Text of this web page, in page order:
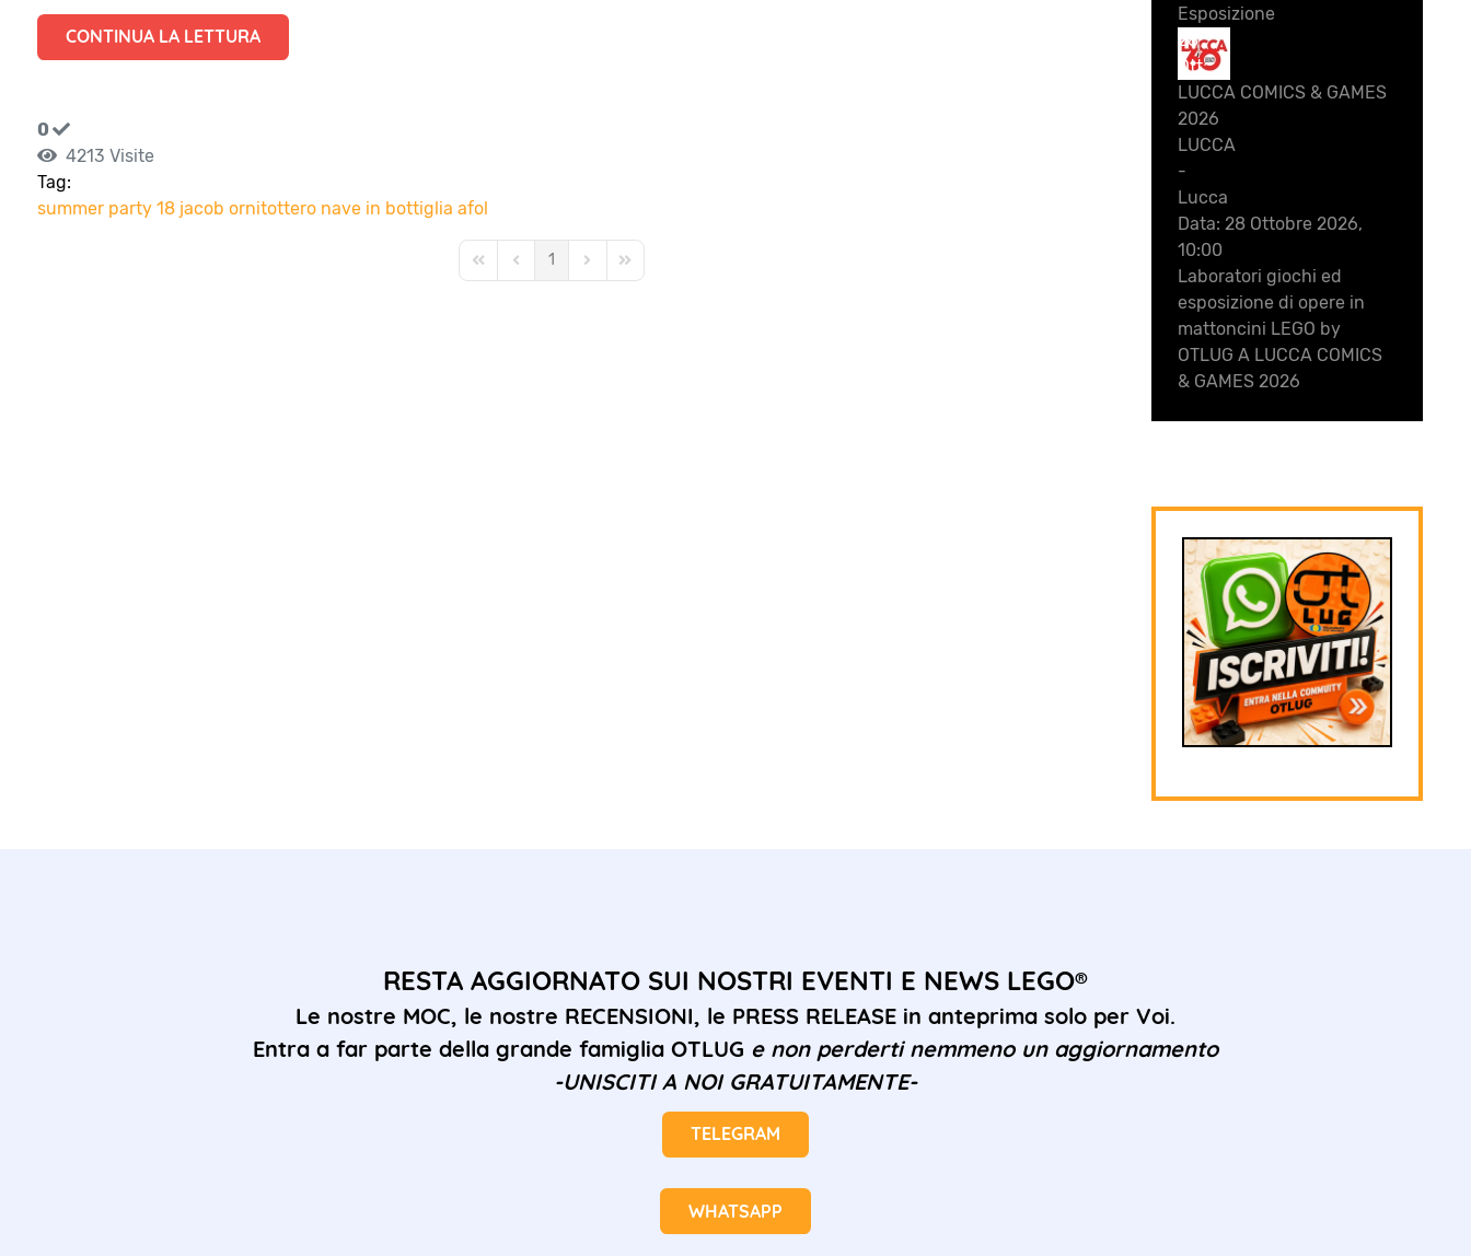
CONTINUA LA LETTURA
0
4213 Visite
Tag:
summer party 18 jacob ornitottero nave in bottiglia afol
First PagePrevious Page
1 Next PageLast Page
Esposizione
28
Ott
LUCCA COMICS & GAMES
2026
LUCCA
-
Lucca
Data: 28 Ottobre 2026,
10:00
Laboratori giochi ed
esposizione di opere in
mattoncini LEGO by
OTLUG A LUCCA COMICS
& GAMES 2026
RESTA AGGIORNATO SUI NOSTRI EVENTI E NEWS LEGO®
Le nostre MOC, le nostre RECENSIONI, le PRESS RELEASE in anteprima solo per Voi.
Entra a far parte della grande famiglia OTLUG e non perderti nemmeno un aggiornamento
-UNISCITI A NOI GRATUITAMENTE-
TELEGRAM
WHATSAPP